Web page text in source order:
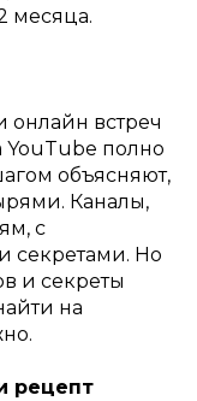
месяца.
онлайн встреч
YouTube полно
объясняют,
Каналы,
с
секретами. Но
и секреты
на
рецепт